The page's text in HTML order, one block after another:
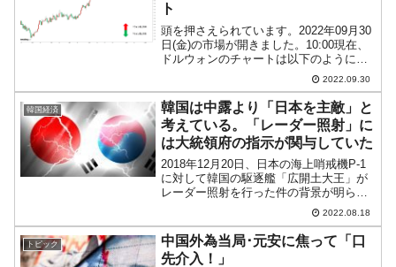
ト
頭を押さえられています。2022年09月30
日(金)の市場が開きました。10:00現在、
ドルウォンのチャートは以下のようにな
『Investing.com』より引用）。前日も長
いヒゲを持つローソク足となりました。
一時「1...
2022.09.30
韓国経済
韓国は中露より「日本を主敵」と
考えている。「レーダー照射」に
は大統領府の指示が関与していた
2018年12月20日、日本の海上哨戒機P-1
に対して韓国の駆逐艦「広開土大王」が
レーダー照射を行った件の背景が明らか
になりました。この事件の後、2019年01
月08日、韓国の国防部は「友好国の軍用
機が威嚇飛行をした場合のマニュアルを
具体的...
2022.08.18
トピック
中国外為当局･元安に焦って「口
先介入！」